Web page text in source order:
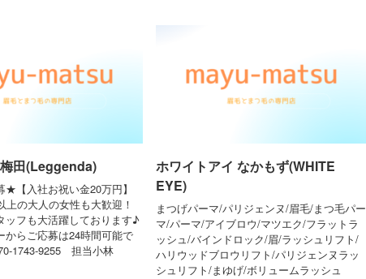
田(Leggenda)
【入社お祝い金20万円】
上の大人の女性も大歓迎！
ッフも大活躍しております♪
からご応募は24時間可能で
1743-9255 担当小林
ホワイトアイ なかもず(WHITE
EYE)
まつげパーマ/パリジェンヌ/眉毛/まつ毛パー
マ/パーマ/アイブロウ/マツエク/フラットラ
ッシュ/バインドロック/眉/ラッシュリフト/
ハリウッドブロウリフト/パリジェンヌラッ
シュリフト/まゆげ/ボリュームラッシュ